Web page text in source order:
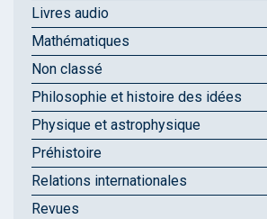
Livres audio
Mathématiques
Non classé
Philosophie et histoire des idées
Physique et astrophysique
Préhistoire
Relations internationales
Revues